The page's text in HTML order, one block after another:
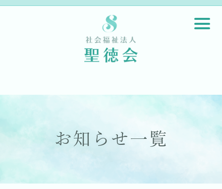
お知らせ一覧